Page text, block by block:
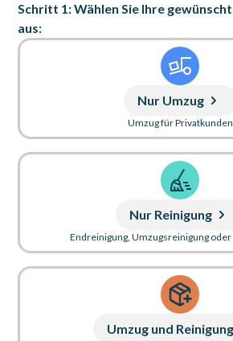
Schritt 1: Wählen Sie Ihre
aus:
Nur Umzug
Umzug für Privatkunden
Nur Reinigung
Endreinigung, Umzugsreinigung
Umzug und Reinigung